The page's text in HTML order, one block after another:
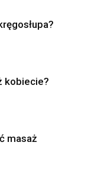
kobiecie?
masaż